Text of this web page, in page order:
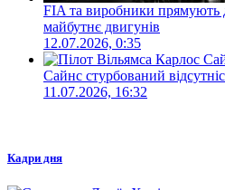
FIA та виробники прямують
майбутнє двигунів
12.07.2026, 0:35
Сайнс стурбований
11.07.2026, 16:32
Кадри дня